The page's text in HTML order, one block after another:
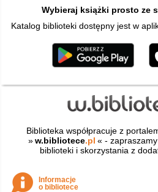
Wybieraj książki prosto ze
Katalog biblioteki dostępny jest w
Biblioteka współpracuje z
» w.bibliotece.pl « -
biblioteki i skorzystania z
Informacje
o bibliotece